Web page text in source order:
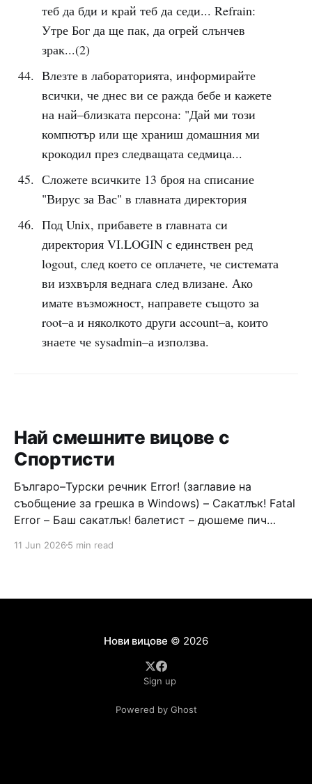
теб да бди и край теб да седи... Refrain:
Утре Бог да ще пак, да огрей слънчев
зрак...(2)
Влезте в лабораторията, информирайте
всички, че днес ви се ражда бебе и кажете
на най–близката персона: "Дай ми този
компютър или ще храниш домашния ми
крокодил през следващата седмица...
Сложете всичките 13 броя на списание
"Вирус за Вас" в главната директория
Под Unix, прибавете в главната си
директория VI.LOGIN с единствен ред
logout, след което се оплачете, че системата
ви изхвърля веднага след влизане. Ако
имате възможност, направете същото за
root–а и няколкото други account–а, които
знаете че sysadmin–а използва.
Най смешните вицове с
Спортисти
Българо–Турски речник Error! (заглавие на
съобщение за грешка в Windows) – Сакатлък! Fatal
Error – Баш сакатлък! балетист – дюшеме пич
Война и мир – Патаклама и рахатлък Cancel –
дявола – дур базик шаркан бабана сакатлък Двама
11 Jun 2026 5 min read
Нови вицове © 2026
Sign up
Powered by Ghost